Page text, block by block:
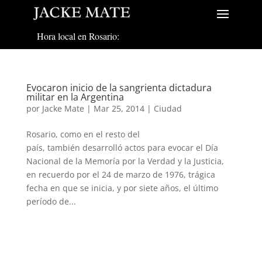
Hora local en Rosario:
Evocaron inicio de la sangrienta dictadura
militar en la Argentina
por Jacke Mate | Mar 25, 2014| Ciudad
Rosario, como en el resto del
país, también desarrolló actos para evocar el Día
Nacional de la Memoría por la Verdad y la Justicia,
en recuerdo por el 24 de marzo de 1976, trágica
fecha en que se inicia, y por siete años, el último
período de...